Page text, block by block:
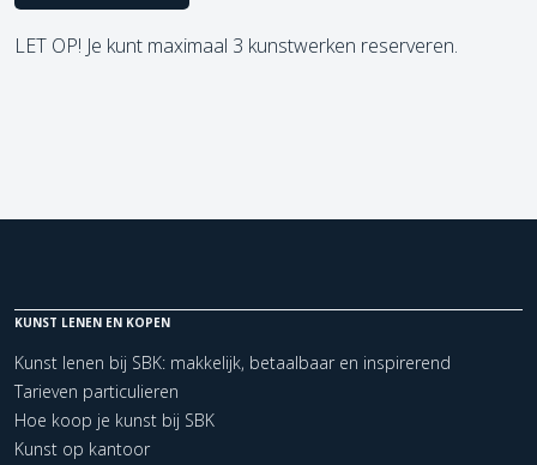
LET OP! Je kunt maximaal 3 kunstwerken reserveren.
KUNST LENEN EN KOPEN
Kunst lenen bij SBK: makkelijk, betaalbaar en inspirerend
Tarieven particulieren
Hoe koop je kunst bij SBK
Kunst op kantoor